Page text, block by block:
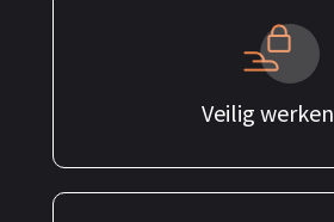
Veilig werken